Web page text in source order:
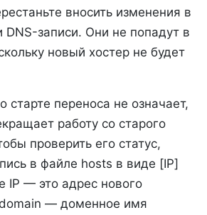
вносить изменения в
DNS-записи. Они не попадут в
новый хостер не будет
старте переноса не означает,
работу со старого
проверить его статус,
в файле hosts в виде [IP]
IP — это адрес нового
domain — доменное имя